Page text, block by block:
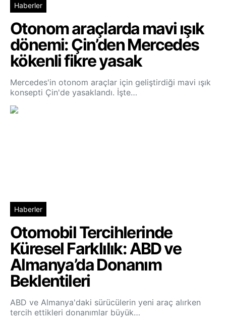
Haberler
Otonom araçlarda mavi ışık
dönemi: Çin’den Mercedes
kökenli fikre yasak
Mercedes'in otonom araçlar için geliştirdiği mavi ışık
konsepti Çin'de yasaklandı. İşte…
Haberler
Otomobil Tercihlerinde
Küresel Farklılık: ABD ve
Almanya’da Donanım
Beklentileri
ABD ve Almanya'daki sürücülerin yeni araç alırken
tercih ettikleri donanımlar büyük…